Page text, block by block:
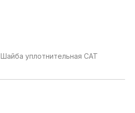
Шайба уплотнительная CAT